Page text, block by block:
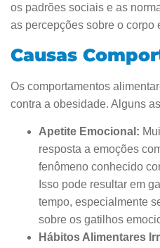
os padrões sociais e as
as percepções sobre o corpo
Causas
Os comportamentos
contra a obesidade. Alguns
Apetite Emocional:
resposta a emoções
fenômeno conhecido
Isso pode resultar em
tempo, especialmente
sobre os gatilhos
Hábitos Alimentares